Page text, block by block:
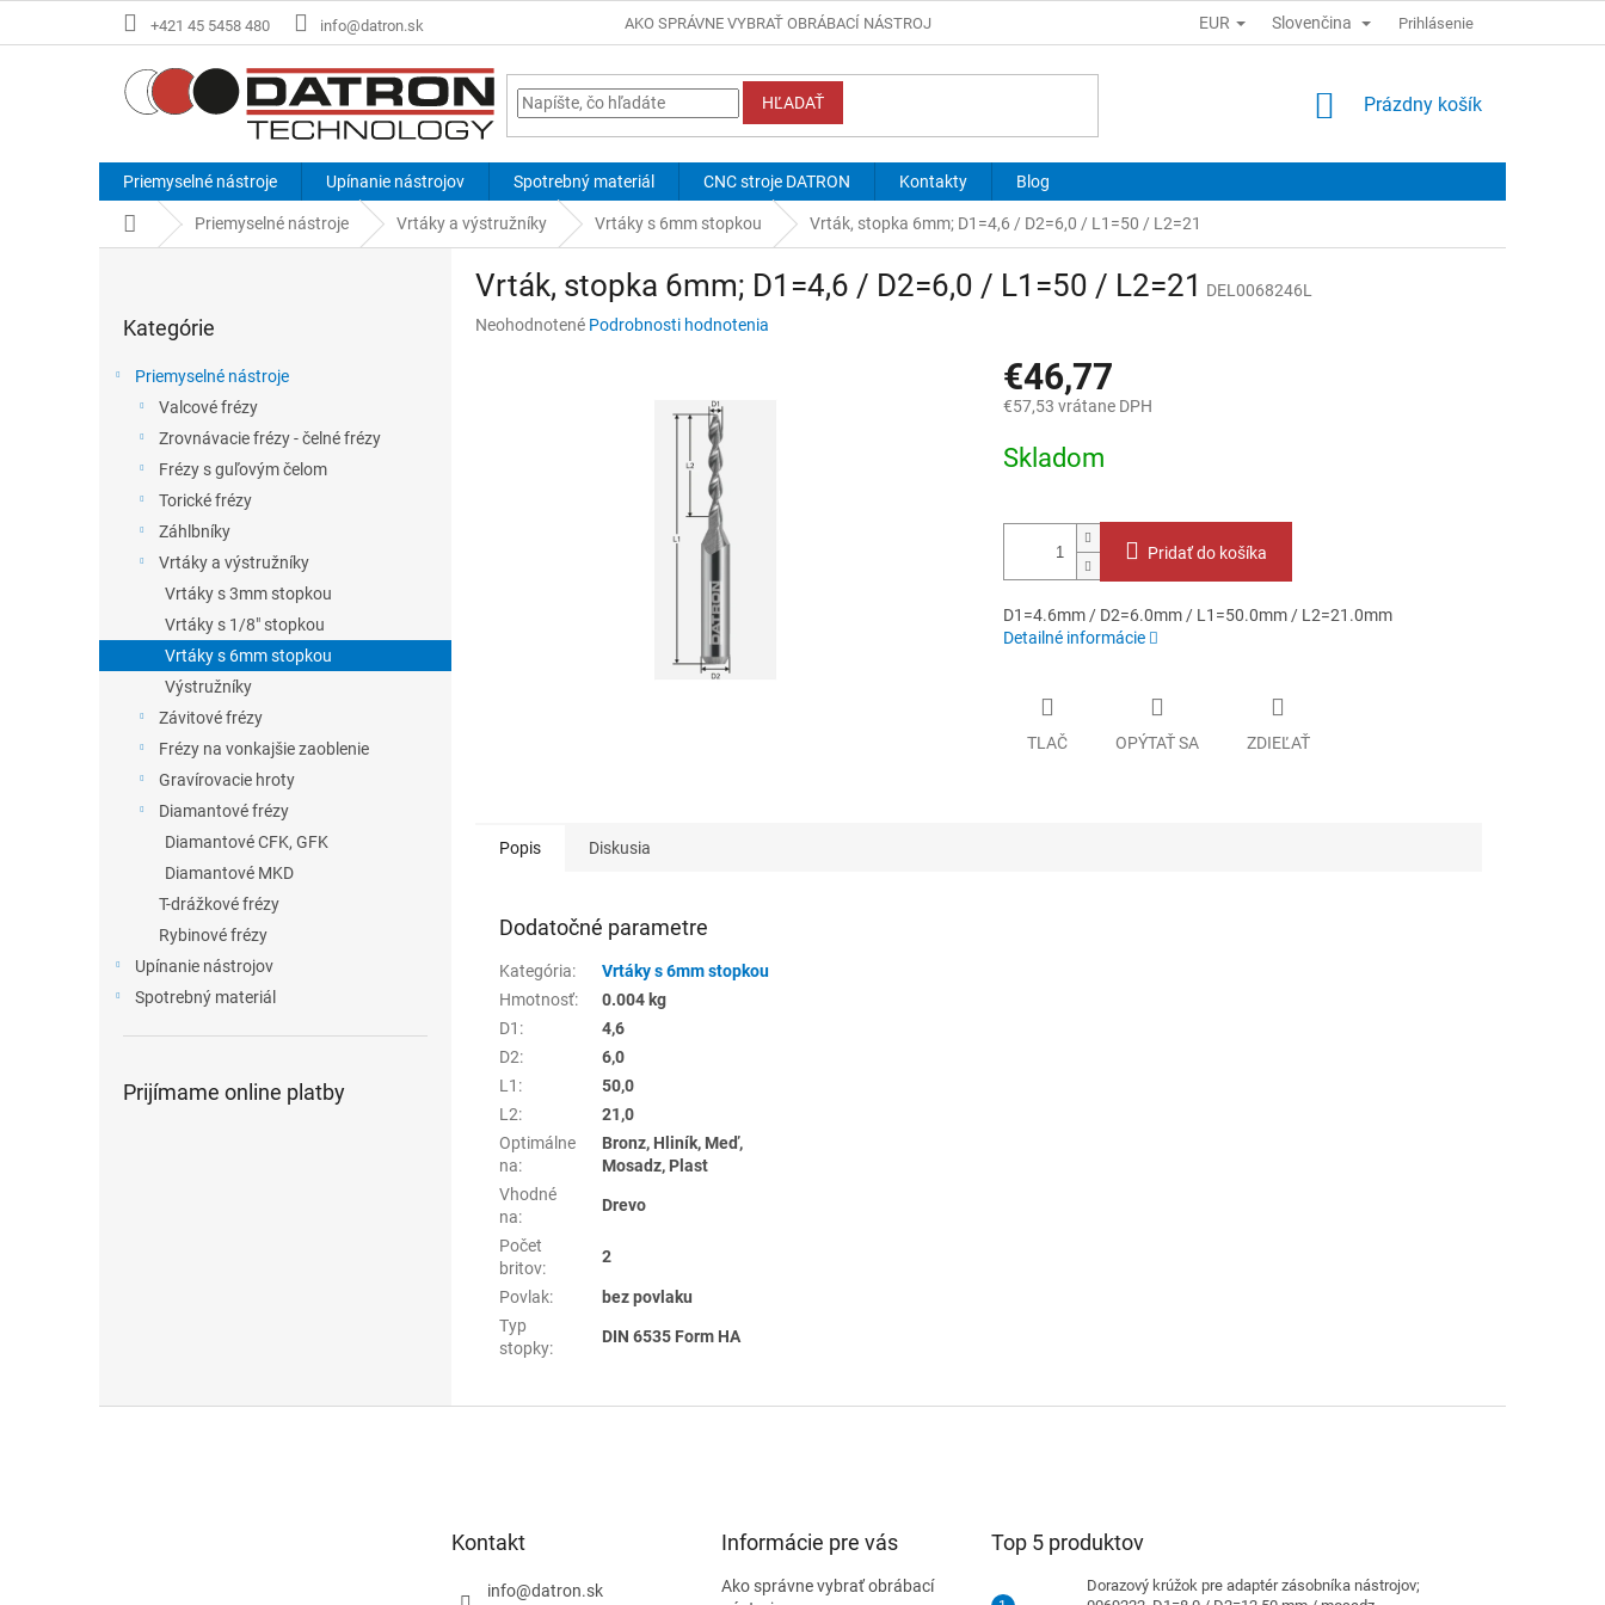
+421 45 5458 480 info@datron.sk AKO SPRÁVNE VYBRAŤ OBRÁBACÍ NÁSTROJ EUR Slovenčina Prihlásenie
HĽADAŤ
NÁKUPNÝ
Prázdny košík
Priemyselné nástroje Upínanie nástrojov Spotrebný materiál CNC stroje DATRON Kontakty Blog
DomovPriemyselné nástroje Vrtáky a výstružníky Vrtáky s 6mm stopkou Vrták, stopka 6mm; D1=4,6 / D2=6,0 / L1=50 / L2=21
kategórie
Kategórie
Priemyselné nástroje
Valcové frézy
Zrovnávacie frézy - čelné frézy
Frézy s guľovým čelom
Torické frézy
Záhlbníky
Vrtáky a výstružníky
Vrtáky s 3mm stopkou
Vrtáky s 1/8" stopkou
Vrtáky s 6mm stopkou
Výstružníky
Závitové frézy
Frézy na vonkajšie zaoblenie
Gravírovacie hroty
Diamantové frézy
Diamantové CFK, GFK
Diamantové MKD
T-drážkové frézy
Rybinové frézy
Upínanie nástrojov
Spotrebný materiál
Prijímame online platby
Vrták, stopka 6mm; D1=4,6 / D2=6,0 / L1=50 / L2=21 DEL0068246L
Priemerné
Neohodnotené Podrobnosti hodnotenia
€46,77
€57,53 vrátane DPH
cena:
Skladom
Pridať do košíka
D1=4.6mm / D2=6.0mm / L1=50.0mm / L2=21.0mm
Detailné informácie
TLAČ OPÝTAŤ SA ZDIEĽAŤ
Popis Diskusia
Dodatočné parametre
Kategória:
Vrtáky s 6mm stopkou
Hmotnosť:
0.004 kg
D1 :
4,6
D2:
6,0
L1 :
50,0
L2:
21,0
Optimálne
na:
Bronz, Hliník, Meď,
Mosadz, Plast
Vhodné
na:
Drevo
Počet
britov:
2
Povlak:
bez povlaku
Typ
stopky:
DIN 6535 Form HA
Kontakt
info@datron.sk
Informácie pre vás
Ako správne vybrať obrábací
Top 5 produktov
Dorazový krúžok pre adaptér zásobníka nástrojov;